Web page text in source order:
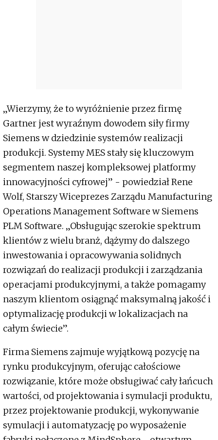
„Wierzymy, że to wyróżnienie przez firmę
Gartner jest wyraźnym dowodem siły firmy
Siemens w dziedzinie systemów realizacji
produkcji. Systemy MES stały się kluczowym
segmentem naszej kompleksowej platformy
innowacyjności cyfrowej” - powiedział Rene
Wolf, Starszy Wiceprezes Zarządu Manufacturing
Operations Management Software w Siemens
PLM Software. „Obsługując szerokie spektrum
klientów z wielu branż, dążymy do dalszego
inwestowania i opracowywania solidnych
rozwiązań do realizacji produkcji i zarządzania
operacjami produkcyjnymi, a także pomagamy
naszym klientom osiągnąć maksymalną jakość i
optymalizację produkcji w lokalizacjach na
całym świecie”.
Firma Siemens zajmuje wyjątkową pozycję na
rynku produkcyjnym, oferując całościowe
rozwiązanie, które może obsługiwać cały łańcuch
wartości, od projektowania i symulacji produktu,
przez projektowanie produkcji, wykonywanie
symulacji i automatyzację po wyposażenie